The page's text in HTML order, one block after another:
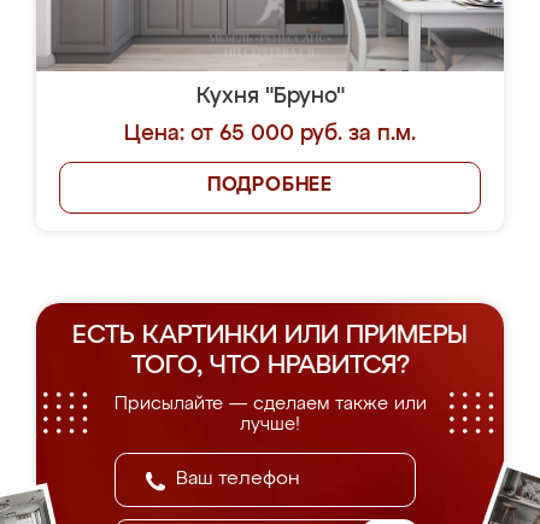
Кухня "Бруно"
Цена: от 65 000 руб. за п.м.
ПОДРОБНЕЕ
ЕСТЬ КАРТИНКИ ИЛИ ПРИМЕРЫ
ТОГО, ЧТО НРАВИТСЯ?
Присылайте — сделаем также или
лучше!